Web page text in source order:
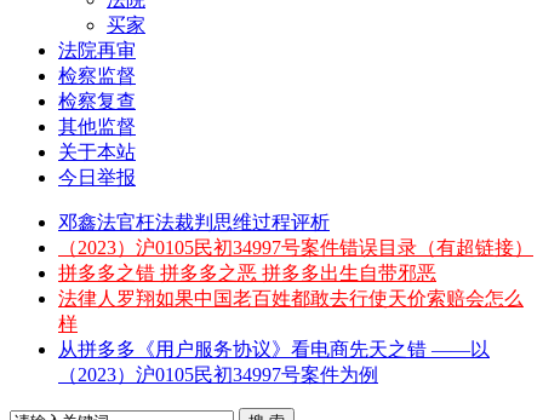
买家
法院再审
检察监督
检察复查
其他监督
关于本站
今日举报
邓鑫法官枉法裁判思维过程评析
（2023）沪0105民初34997号案件错误目录（有超链接）
拼多多之错 拼多多之恶 拼多多出生自带邪恶
法律人罗翔如果中国老百姓都敢去行使天价索赔会怎么
样
从拼多多《用户服务协议》看电商先天之错 ——以
（2023）沪0105民初34997号案件为例